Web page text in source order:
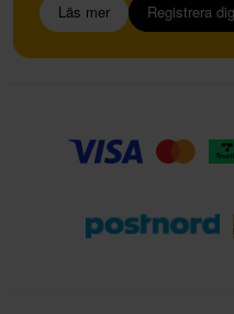
Läs mer Registrera dig